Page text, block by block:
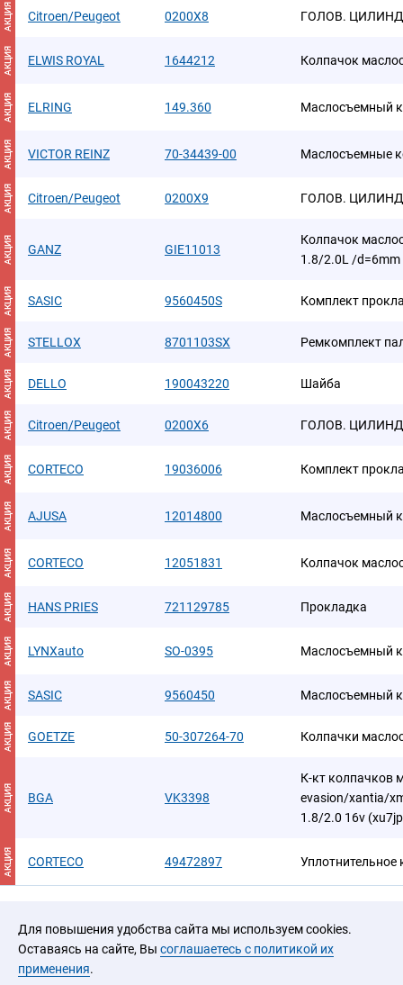
Для повышения удобства сайта мы используем cookies.
Оставаясь на сайте, Вы соглашаетесь с политикой их
применения.
АКЦИЯ Citroen/Peugeot 0200X8 ГОЛОВ.
АКЦИЯ ELWIS ROYAL 1644212 Колпачок
АКЦИЯ ELRING 149.360 Маслосъемный
АКЦИЯ VICTOR REINZ 70-34439-00 Маслосъемные
АКЦИЯ Citroen/Peugeot 0200X9 ГОЛОВ.
АКЦИЯ GANZ GIE11013
Колпачок
1.8/2.0L /d=6mm
АКЦИЯ SASIC 9560450S Комплект
АКЦИЯ STELLOX 8701103SX Ремкомплект
АКЦИЯ DELLO 190043220 Шайба
АКЦИЯ Citroen/Peugeot 0200X6 ГОЛОВ.
АКЦИЯ CORTECO 19036006 Комплект
АКЦИЯ AJUSA 12014800 Маслосъемный
АКЦИЯ CORTECO 12051831 Колпачок
АКЦИЯ HANS PRIES 721129785 Прокладкa
АКЦИЯ LYNXauto SO-0395 Маслосъемный
АКЦИЯ SASIC 9560450 Маслосъемный
АКЦИЯ GOETZE 50-307264-70 Колпачки
АКЦИЯ BGA VK3398
К-кт колпачков
evasion/xantia/
1.8/2.0 16v
АКЦИЯ CORTECO 49472897 Уплотнительное